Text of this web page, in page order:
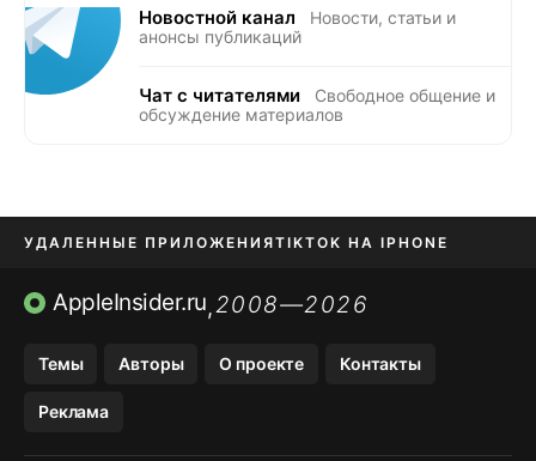
Новостной канал
Новости, статьи и
анонсы публикаций
Чат с читателями
Свободное общение и
обсуждение материалов
УДАЛЕННЫЕ ПРИЛОЖЕНИЯTIKTOK НА IPHONE
ПРИЛОЖЕНИЯ БЕЗ APP STORE
AppleInsider.ru,2008—2026
Темы Авторы О проекте Контакты
Реклама